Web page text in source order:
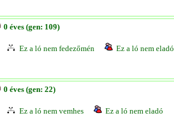
0 éves (gen: 109)
Ez a ló nem fedezőmén Ez a ló nem eladó
0 éves (gen: 22)
Ez a ló nem vemhes Ez a ló nem eladó